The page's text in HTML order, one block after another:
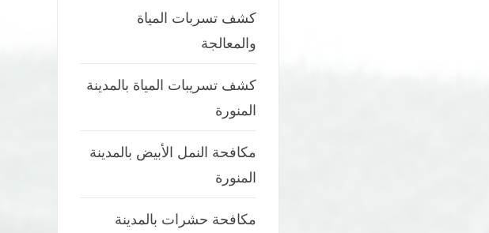
كشف تسربات المياة
والمعالجة
كشف تسريبات المياة بالمدينة
المنورة
مكافحة النمل الأبيض بالمدينة
المنورة
مكافحة حشرات بالمدينة